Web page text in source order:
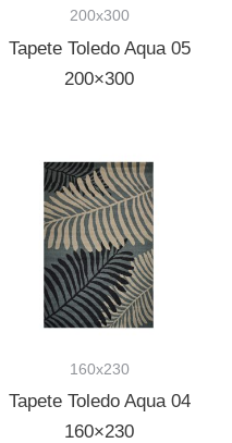
200x300
Tapete Toledo Aqua 05
200×300
160x230
Tapete Toledo Aqua 04
160×230